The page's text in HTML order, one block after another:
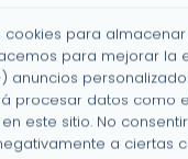
para almacenar
para mejorar la
procesar datos como
este sitio. No
a ciertas